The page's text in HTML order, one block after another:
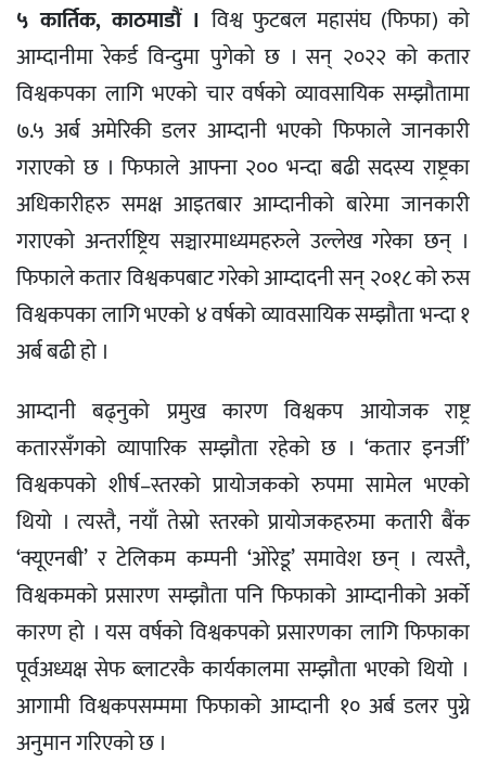
५ कार्तिक, काठमाडौं । विश्व फुटबल महासंघ (फिफा) को
आम्दानीमा रेकर्ड विन्दुमा पुगेको छ । सन् २०२२ को कतार
विश्वकपका लागि भएको चार वर्षको व्यावसायिक सम्झौतामा
७.५ अर्ब अमेरिकी डलर आम्दानी भएको फिफाले जानकारी
गराएको छ । फिफाले आफ्ना २०० भन्दा बढी सदस्य राष्ट्रका
अधिकारीहरु समक्ष आइतबार आम्दानीको बारेमा जानकारी
गराएको अन्तर्राष्ट्रिय सञ्चारमाध्यमहरुले उल्लेख गरेका छन् ।
फिफाले कतार विश्वकपबाट गरेको आम्दादनी सन् २०१८ को रुस
विश्वकपका लागि भएको ४ वर्षको व्यावसायिक सम्झौता भन्दा १
अर्ब बढी हो ।
आम्दानी बढ्नुको प्रमुख कारण विश्वकप आयोजक राष्ट्र
कतारसँगको व्यापारिक सम्झौता रहेको छ । ‘कतार इनर्जी’
विश्वकपको शीर्ष–स्तरको प्रायोजकको रुपमा सामेल भएको
थियो । त्यस्तै, नयाँ तेस्रो स्तरको प्रायोजकहरुमा कतारी बैंक
‘क्यूएनबी’ र टेलिकम कम्पनी ‘ओरेडू’ समावेश छन् । त्यस्तै,
विश्वकमको प्रसारण सम्झौता पनि फिफाको आम्दानीको अर्को
कारण हो । यस वर्षको विश्वकपको प्रसारणका लागि फिफाका
पूर्वअध्यक्ष सेफ ब्लाटरकै कार्यकालमा सम्झौता भएको थियो ।
आगामी विश्वकपसम्ममा फिफाको आम्दानी १० अर्ब डलर पुग्ने
अनुमान गरिएको छ ।